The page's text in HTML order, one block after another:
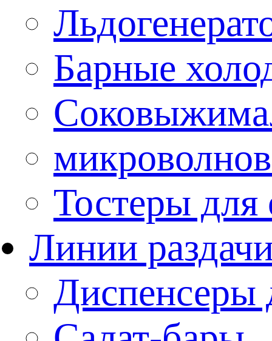
Барные
Тостеры
Линии
Диспенсеры